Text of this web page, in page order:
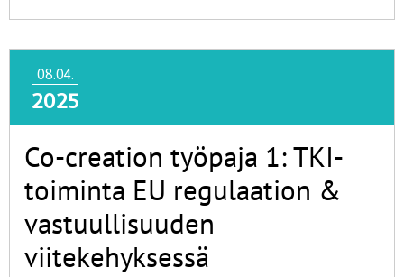
08.04.
2025
Co-creation työpaja 1: TKI-
toiminta EU regulaation &
vastuullisuuden
viitekehyksessä​